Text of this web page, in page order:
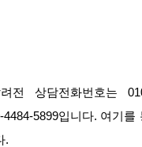
전 상담전화번호는
4484-5899입니다. 여기를
.